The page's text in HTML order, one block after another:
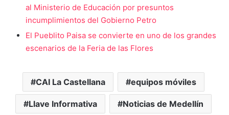
al Ministerio de Educación por presuntos
incumplimientos del Gobierno Petro
El Pueblito Paisa se convierte en uno de los grandes
escenarios de la Feria de las Flores
CAI La Castellana equipos móviles
Llave Informativa Noticias de Medellín